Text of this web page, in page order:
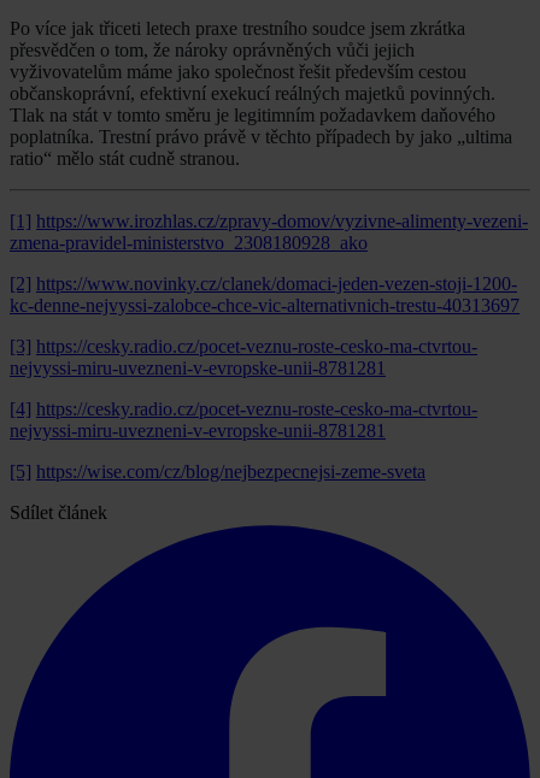
Po více jak třiceti letech praxe trestního soudce jsem zkrátka
přesvědčen o tom, že nároky oprávněných vůči jejich
vyživovatelům máme jako společnost řešit především cestou
občanskoprávní, efektivní exekucí reálných majetků povinných.
Tlak na stát v tomto směru je legitimním požadavkem daňového
poplatníka. Trestní právo právě v těchto případech by jako „ultima
ratio“ mělo stát cudně stranou.
[1] https://www.irozhlas.cz/zpravy-domov/vyzivne-alimenty-vezeni-
zmena-pravidel-ministerstvo_2308180928_ako
[2] https://www.novinky.cz/clanek/domaci-jeden-vezen-stoji-1200-
kc-denne-nejvyssi-zalobce-chce-vic-alternativnich-trestu-40313697
[3] https://cesky.radio.cz/pocet-veznu-roste-cesko-ma-ctvrtou-
nejvyssi-miru-uvezneni-v-evropske-unii-8781281
[4] https://cesky.radio.cz/pocet-veznu-roste-cesko-ma-ctvrtou-
nejvyssi-miru-uvezneni-v-evropske-unii-8781281
[5] https://wise.com/cz/blog/nejbezpecnejsi-zeme-sveta
Sdílet článek